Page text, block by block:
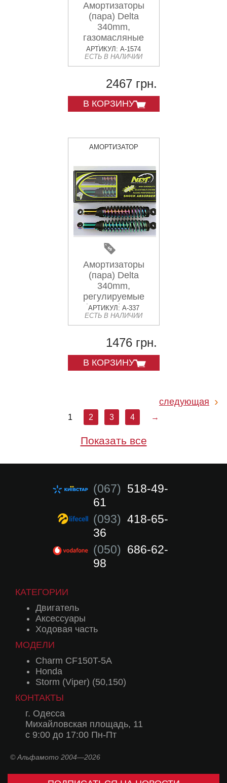
Амортизаторы
(пара) Delta
340mm,
газомасляные
(черные
перламутровые)
KOMATCU (mod.A)
АРТИКУЛ: A-1574
ЕСТЬ В НАЛИЧИИ
2467 грн.
В КОРЗИНУ
АМОРТИЗАТОР
Амортизаторы
(пара) Delta
340mm,
регулируемые
(плазма) NDT
АРТИКУЛ: A-337
ЕСТЬ В НАЛИЧИИ
1476 грн.
В КОРЗИНУ
следующая
1 2 3 4 →
Показать все
(067) 518-49-
61
(093) 418-65-
36
(050) 686-62-
98
КАТЕГОРИИ
Двигатель
Аксессуары
Ходовая часть
МОДЕЛИ
Charm CF150T-5A
Honda
Storm (Viper) (50,150)
КОНТАКТЫ
г. Одесса
Михайловская площадь, 11
с 9:00 до 17:00 Пн-Пт
© Альфамото 2004—2026